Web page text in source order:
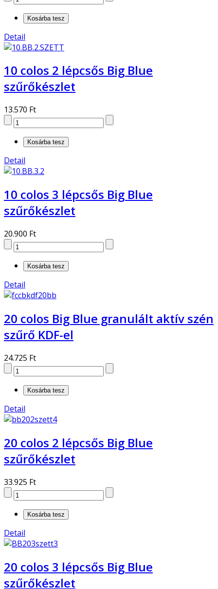
Detail
10 colos 2 lépcsős Big Blue
szűrőkészlet
13.570 Ft
Detail
10 colos 3 lépcsős Big Blue
szűrőkészlet
20.900 Ft
Detail
20 colos Big Blue granulált aktív szén
szűrő KDF-el
24.725 Ft
Detail
20 colos 2 lépcsős Big Blue
szűrőkészlet
33.925 Ft
Detail
20 colos 3 lépcsős Big Blue
szűrőkészlet